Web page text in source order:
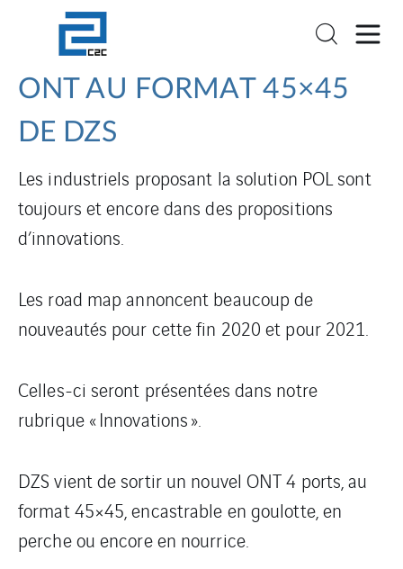
ONT AU FORMAT 45×45
DE DZS
Les industriels proposant la solution POL sont
toujours et encore dans des propositions
d’innovations.
Les road map annoncent beaucoup de
nouveautés pour cette fin 2020 et pour 2021.
Celles-ci seront présentées dans notre
rubrique « Innovations ».
DZS vient de sortir un nouvel ONT 4 ports, au
format 45×45, encastrable en goulotte, en
perche ou encore en nourrice.